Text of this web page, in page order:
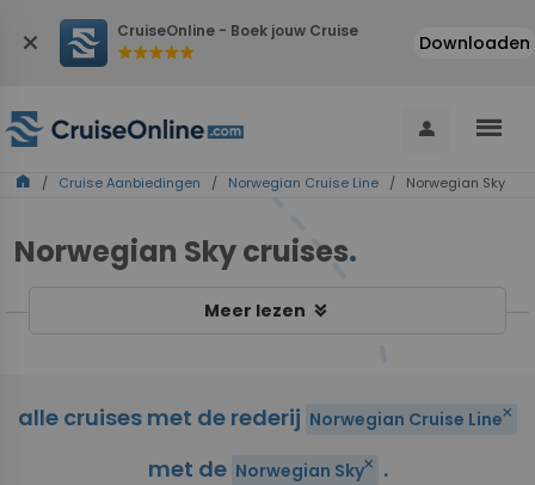
close CruiseOnline - Boek jouw Cruise
starstarstarstarstar Downloaden
person menu
home / Cruise Aanbiedingen / Norwegian Cruise Line / Norwegian Sky
Norwegian Sky cruises.
Meer lezen keyboard_double_arrow_down
alle cruises met de rederij Norwegian Cruise Lineclose
met de Norwegian Skyclose .